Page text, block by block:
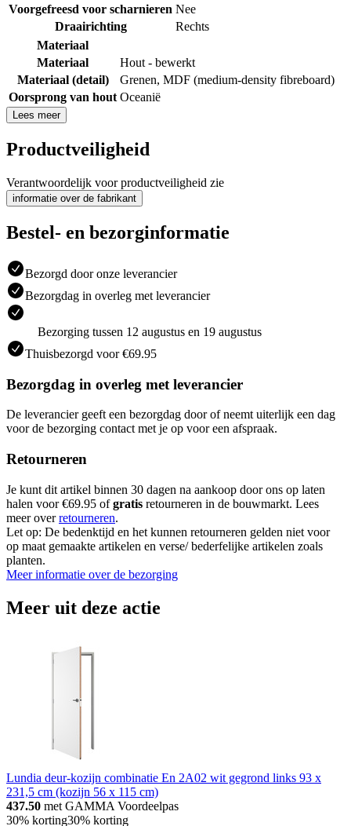
Voorgefreesd voor scharnieren Nee
Draairichting
Rechts
Materiaal
Materiaal
Hout - bewerkt
Materiaal (detail)
Grenen, MDF (medium-density fibreboard)
Oorsprong van hout Oceanië
Lees meer
Productveiligheid
Verantwoordelijk voor productveiligheid zie
informatie over de fabrikant
Bestel- en bezorginformatie
Bezorgd door onze leverancier
Bezorgdag in overleg met leverancier
Bezorging tussen 12 augustus en 19 augustus
Thuisbezorgd voor €69.95
Bezorgdag in overleg met leverancier
De leverancier geeft een bezorgdag door of neemt uiterlijk een dag
voor de bezorging contact met je op voor een afspraak.
Retourneren
Je kunt dit artikel binnen 30 dagen na aankoop door ons op laten
halen voor €69.95 ofgratis retourneren in de bouwmarkt. Lees
meer overretourneren.
Let op: De bedenktijd en het kunnen retourneren gelden niet voor
op maat gemaakte artikelen en verse/ bederfelijke artikelen zoals
planten.
Meer informatie over de bezorging
Meer uit deze actie
Lundia deur-kozijn combinatie En 2A02 wit gegrond links 93 x
231,5 cm (kozijn 56 x 115 cm)
437.50 met GAMMA Voordeelpas
30% korting30% korting